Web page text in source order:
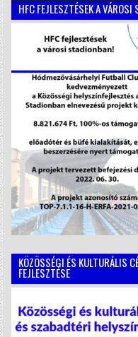
HFC FEJLESZTÉSEK A VÁROSI
KÖZÖSSÉGI ÉS KULTURÁLIS
FEJLESZTÉSE